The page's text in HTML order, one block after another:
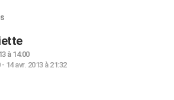
à 14:00
- 14 avr. 2013 à 21:32